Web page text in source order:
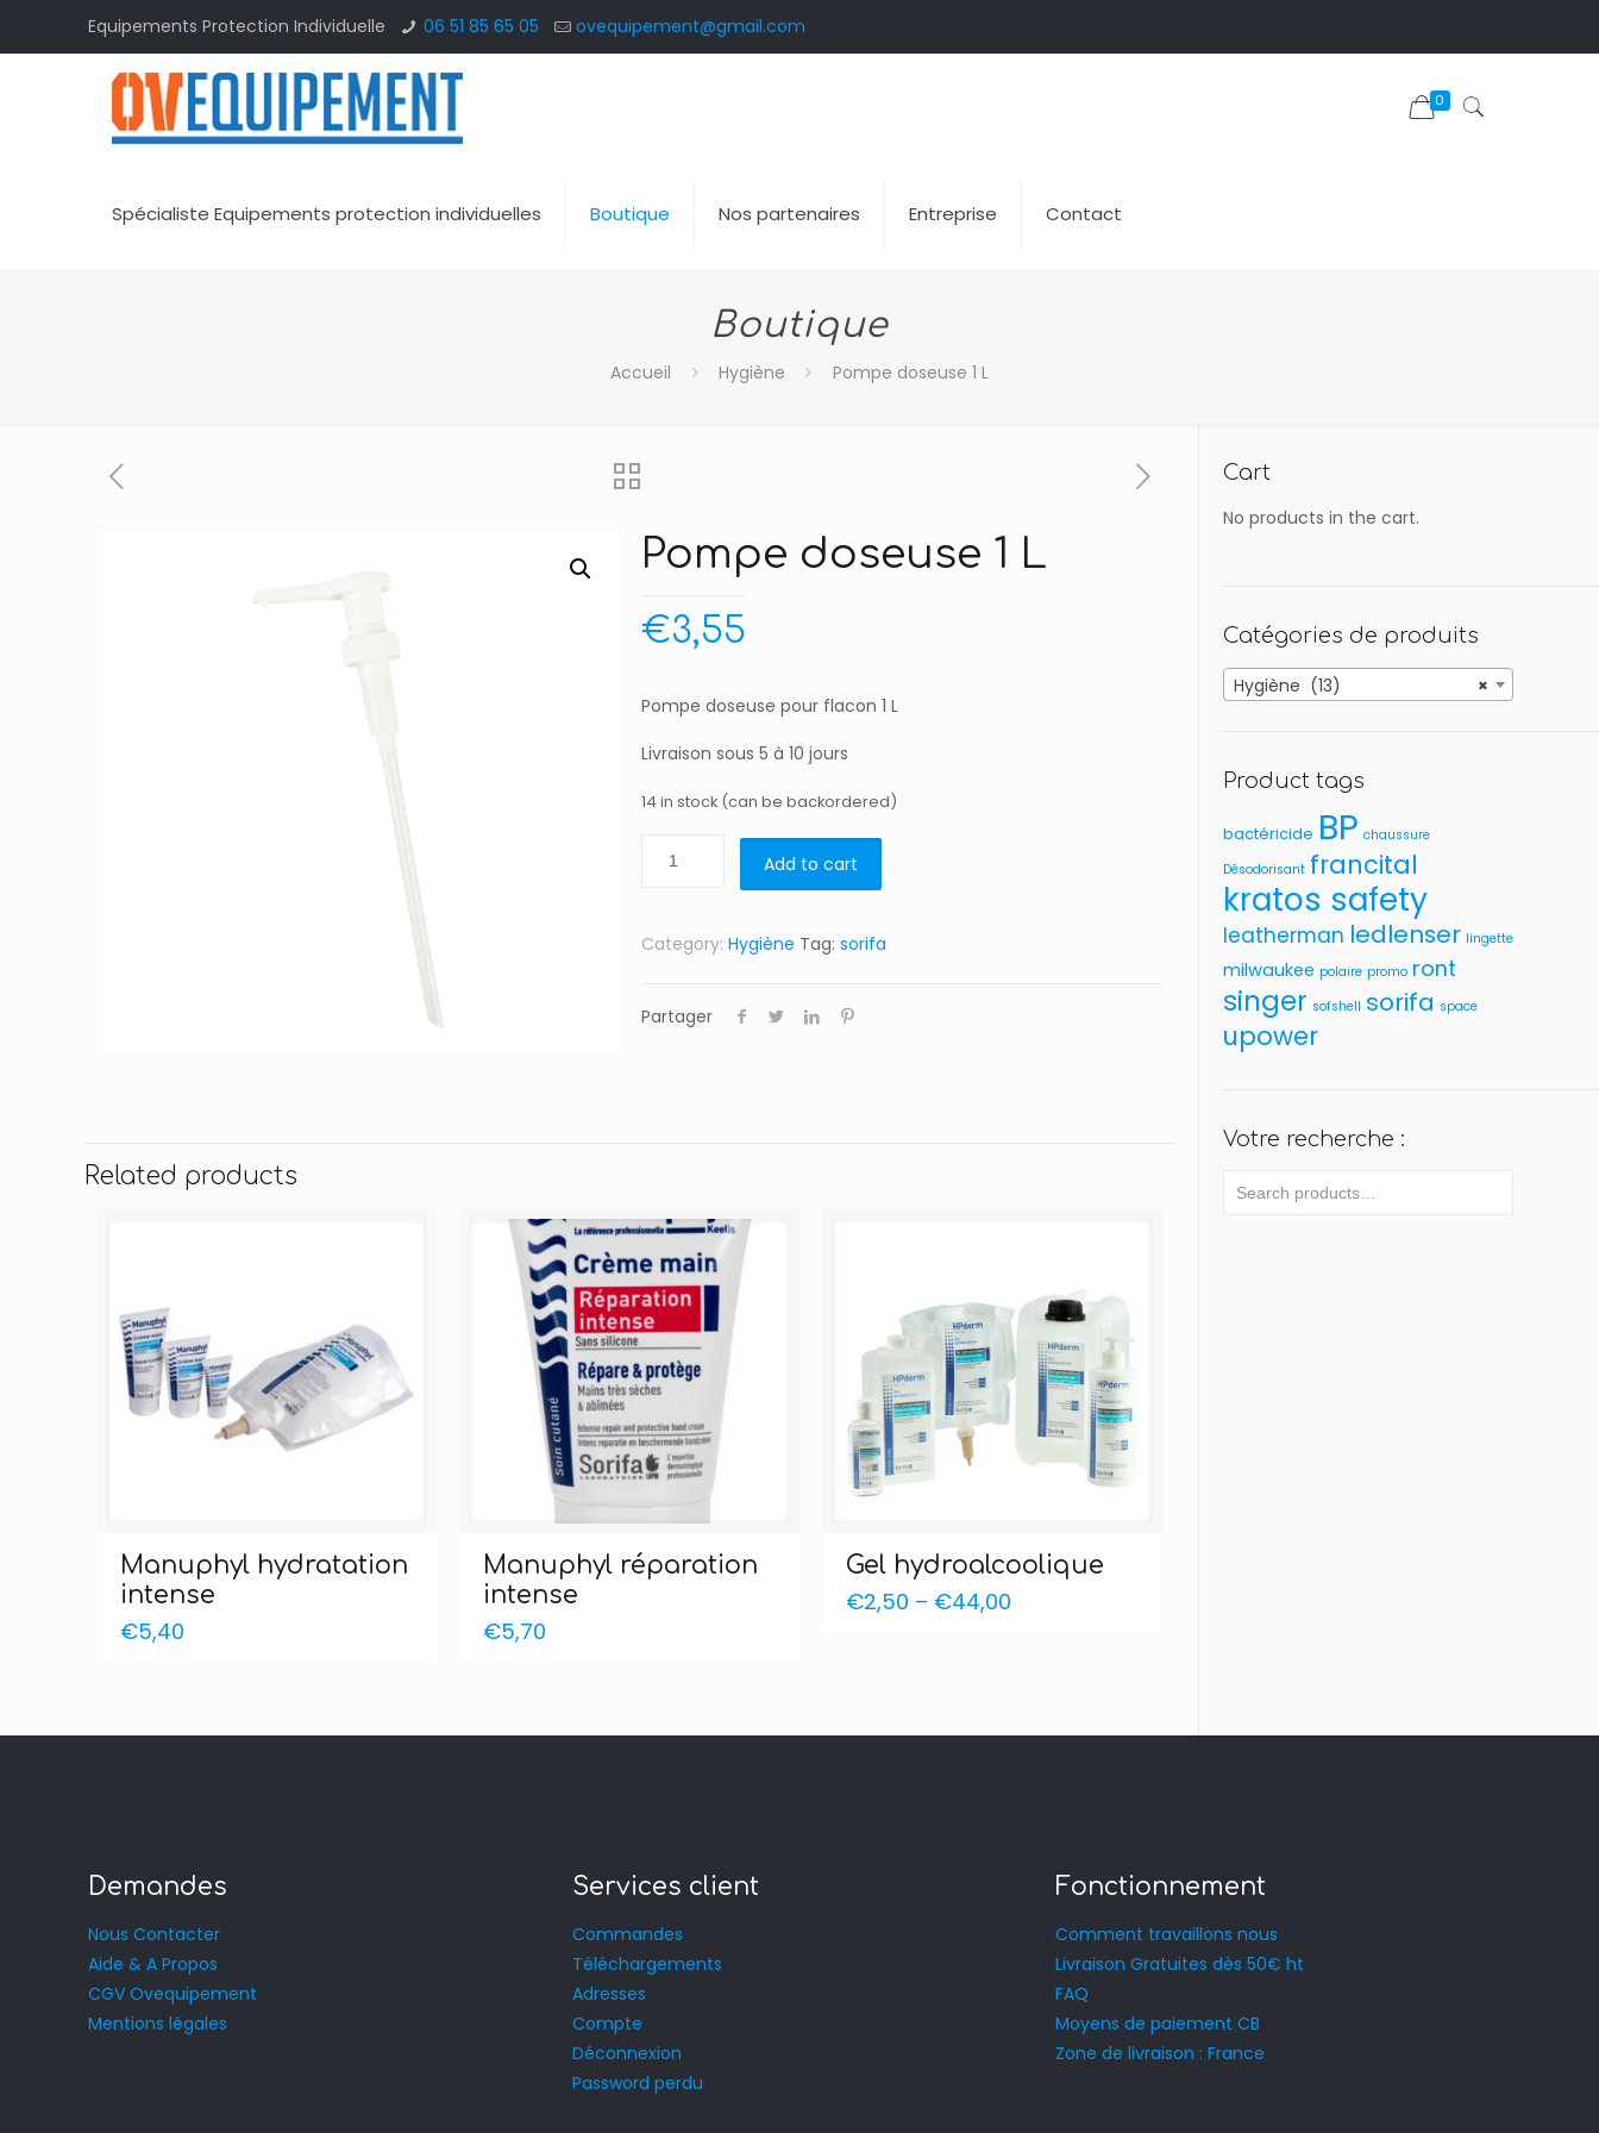
Equipements Protection Individuelle 06 51 85 65 05 ovequipement@gmail.com
Spécialiste Equipements protection individuelles Boutique Nos partenaires Entreprise Contact
0
Boutique
Accueil Hygiène Pompe doseuse 1 L
Pompe doseuse 1 L
€3,55
Pompe doseuse pour flacon 1 L
Livraison sous 5 à 10 jours
14 in stock (can be backordered)
Add to cart
Category: Hygiène Tag: sorifa
Partager
Related products
Manuphyl hydratation
intense
€5,40
Manuphyl réparation
intense
€5,70
Gel hydroalcoolique
€2,50 – €44,00
Cart
No products in the cart.
Catégories de produits
×
Hygiène (13)
Product tags
bactéricide BP chaussure
Désodorisant francital
kratos safety
leatherman ledlenser lingette
milwaukee polaire promo ront
singer sofshell sorifa space
upower
Votre recherche :
Demandes
Nous Contacter
Aide & A Propos
CGV Ovequipement
Mentions légales
Services client
Commandes
Téléchargements
Adresses
Compte
Déconnexion
Password perdu
Fonctionnement
Comment travaillons nous
Livraison Gratuites dès 50€ ht
FAQ
Moyens de paiement CB
Zone de livraison : France